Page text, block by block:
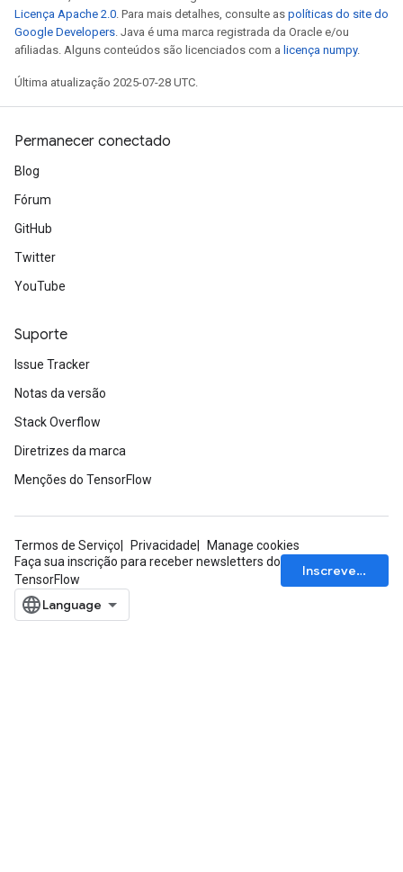
Licença Apache 2.0. Para mais detalhes, consulte as políticas do site do
Google Developers. Java é uma marca registrada da Oracle e/ou
afiliadas. Alguns conteúdos são licenciados com a licença numpy.
Última atualização 2025-07-28 UTC.
Permanecer conectado
Blog
Fórum
GitHub
Twitter
YouTube
Suporte
Issue Tracker
Notas da versão
Stack Overflow
Diretrizes da marca
Menções do TensorFlow
Termos de Serviço Privacidade
Manage cookies
Faça sua inscrição para receber newsletters do
TensorFlow
Inscrever-se